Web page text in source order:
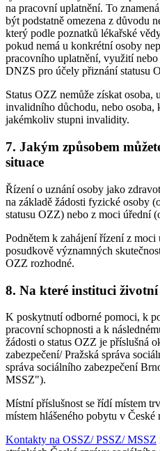
na pracovní uplatnění. To
být podstatně omezena z důvodu
který podle poznatků lékařské
pokud nemá u konkrétní osoby
pracovního uplatnění, využití
DNZS pro účely přiznání statusu
Status OZZ nemůže získat
invalidního důchodu, nebo
jakémkoliv stupni invalidity.
7. Jakým způsobem
situace
Řízení o uznání osoby jako
na základě žádosti fyzické osoby
statusu OZZ) nebo z moci úřední
Podnětem k zahájení řízení z
posudkově významných
OZZ rozhodné.
8. Na které instituci
K poskytnutí odborné pomoci, k
pracovní schopnosti a k
žádosti o status OZZ je příslušná
zabezpečení/ Pražská správa
správa sociálního zabezpečení
MSSZ").
Místní příslušnost se řídí místem
místem hlášeného pobytu v
Kontakty na OSSZ/ PSSZ/ MSSZ